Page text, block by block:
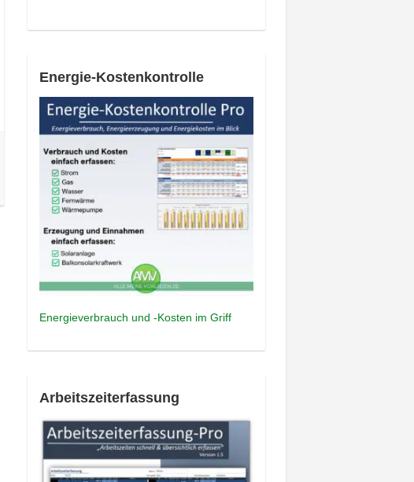
Energie-Kostenkontrolle
Energieverbrauch und -Kosten im Griff
Arbeitszeiterfassung